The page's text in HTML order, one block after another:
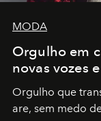
MODA
Orgulho em
novas vozes
Orgulho que
are, sem medo